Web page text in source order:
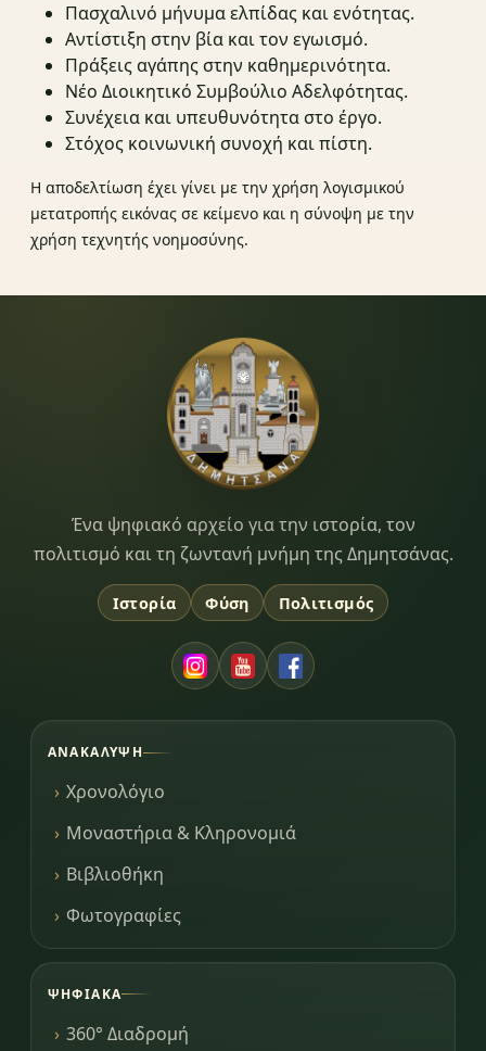
Πασχαλινό μήνυμα ελπίδας και ενότητας.
Αντίστιξη στην βία και τον εγωισμό.
Πράξεις αγάπης στην καθημερινότητα.
Νέο Διοικητικό Συμβούλιο Αδελφότητας.
Συνέχεια και υπευθυνότητα στο έργο.
Στόχος κοινωνική συνοχή και πίστη.
Η αποδελτίωση έχει γίνει με την χρήση λογισμικού
μετατροπής εικόνας σε κείμενο και η σύνοψη με την
χρήση τεχνητής νοημοσύνης.
Dimitsana.gr
Ένα ψηφιακό αρχείο για την ιστορία, τον
πολιτισμό και τη ζωντανή μνήμη της Δημητσάνας.
Ιστορία Φύση Πολιτισμός
ΑΝΑΚΆΛΥΨΗ
Χρονολόγιο
Μοναστήρια & Κληρονομιά
Βιβλιοθήκη
Φωτογραφίες
ΨΗΦΙΑΚΆ
360° Διαδρομή